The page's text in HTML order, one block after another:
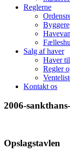
Reglerne
Salg af haver
Haver
Regler
Kontakt os
2006-
Opslagstavlen